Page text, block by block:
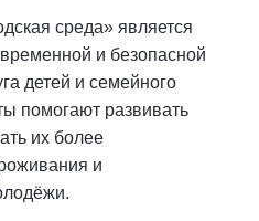
среда» является
и безопасной
детей и семейного
помогают развивать
их более
и